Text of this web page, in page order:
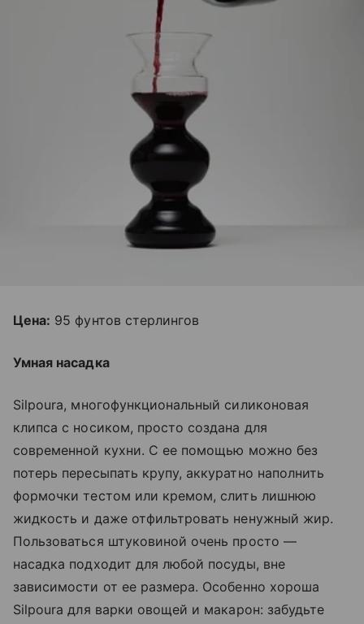
Цена: 95 фунтов стерлингов
Умная насадка
Silpoura, многофункциональный силиконовая
клипса с носиком, просто создана для
современной кухни. С ее помощью можно без
потерь пересыпать крупу, аккуратно наполнить
формочки тестом или кремом, слить лишнюю
жидкость и даже отфильтровать ненужный жир.
Пользоваться штуковиной очень просто —
насадка подходит для любой посуды, вне
зависимости от ее размера. Особенно хороша
Silpoura для варки овощей и макарон: забудьте